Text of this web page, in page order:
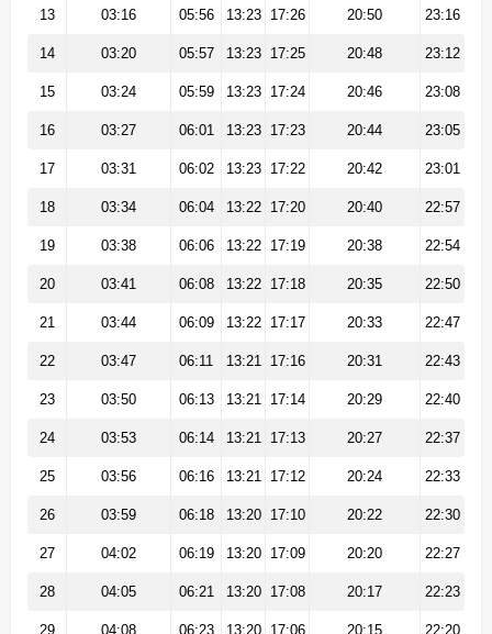
13 03:16 05:56 13:23 17:26 20:50 23:16
14 03:20 05:57 13:23 17:25 20:48 23:12
15 03:24 05:59 13:23 17:24 20:46 23:08
16 03:27 06:01 13:23 17:23 20:44 23:05
17 03:31 06:02 13:23 17:22 20:42 23:01
18 03:34 06:04 13:22 17:20 20:40 22:57
19 03:38 06:06 13:22 17:19 20:38 22:54
20 03:41 06:08 13:22 17:18 20:35 22:50
21 03:44 06:09 13:22 17:17 20:33 22:47
22 03:47 06:11 13:21 17:16 20:31 22:43
23 03:50 06:13 13:21 17:14 20:29 22:40
24 03:53 06:14 13:21 17:13 20:27 22:37
25 03:56 06:16 13:21 17:12 20:24 22:33
26 03:59 06:18 13:20 17:10 20:22 22:30
27 04:02 06:19 13:20 17:09 20:20 22:27
28 04:05 06:21 13:20 17:08 20:17 22:23
29 04:08 06:23 13:20 17:06 20:15 22:20